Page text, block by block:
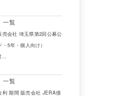
一覧
会社 埼玉県第2回公募公
5年・個人向け）
一覧
利 期間 販売会社 JERA債